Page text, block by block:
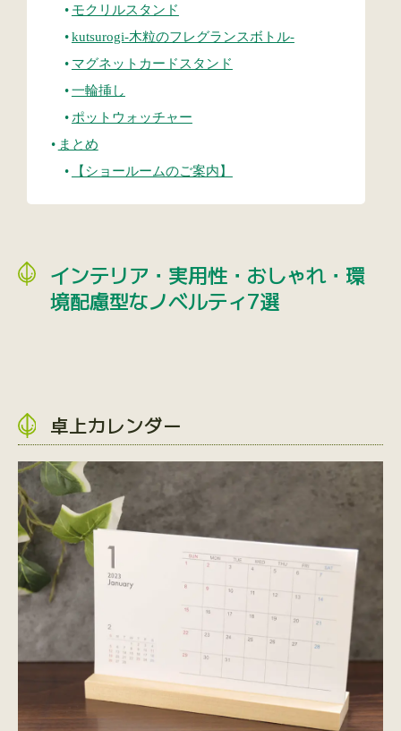
モクリルスタンド
kutsurogi-木粒のフレグランスボトル-
マグネットカードスタンド
一輪挿し
ポットウォッチャー
まとめ
【ショールームのご案内】
インテリア・実用性・おしゃれ・環
境配慮型なノベルティ7選
卓上カレンダー